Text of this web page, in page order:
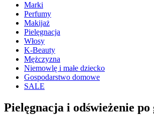
Marki
Perfumy
Makijaż
Pielęgnacja
Włosy
K-Beauty
Mężczyzna
Niemowlę i małe dziecko
Gospodarstwo domowe
SALE
Pielęgnacja i odświeżenie po